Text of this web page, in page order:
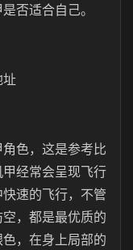
否适合自己。
址
色，这是参考比
经常会呈现飞行
速的飞行，不管
，都是最优质的
，在身上局部的